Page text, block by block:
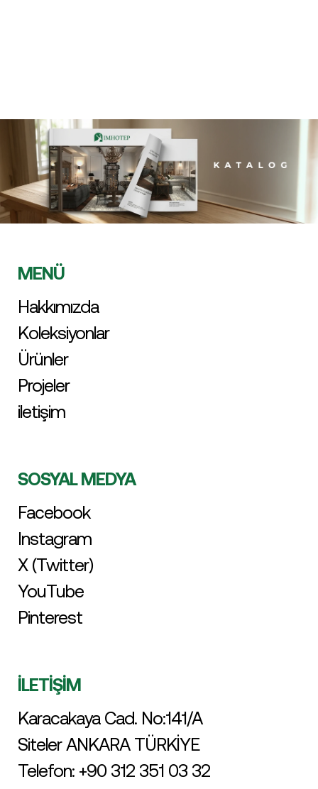
MENÜ
Hakkımızda
Koleksiyonlar
Ürünler
Projeler
iletişim
SOSYAL MEDYA
Facebook
Instagram
X (Twitter)
YouTube
Pinterest
İLETİŞİM
Karacakaya Cad. No:141/A
Siteler ANKARA TÜRKİYE
Telefon: +90 312 351 03 32